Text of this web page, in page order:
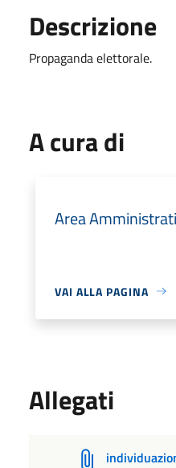
Descrizione
Propaganda elettorale.
A cura di
Area
VAI ALLA PAGINA
Allegati